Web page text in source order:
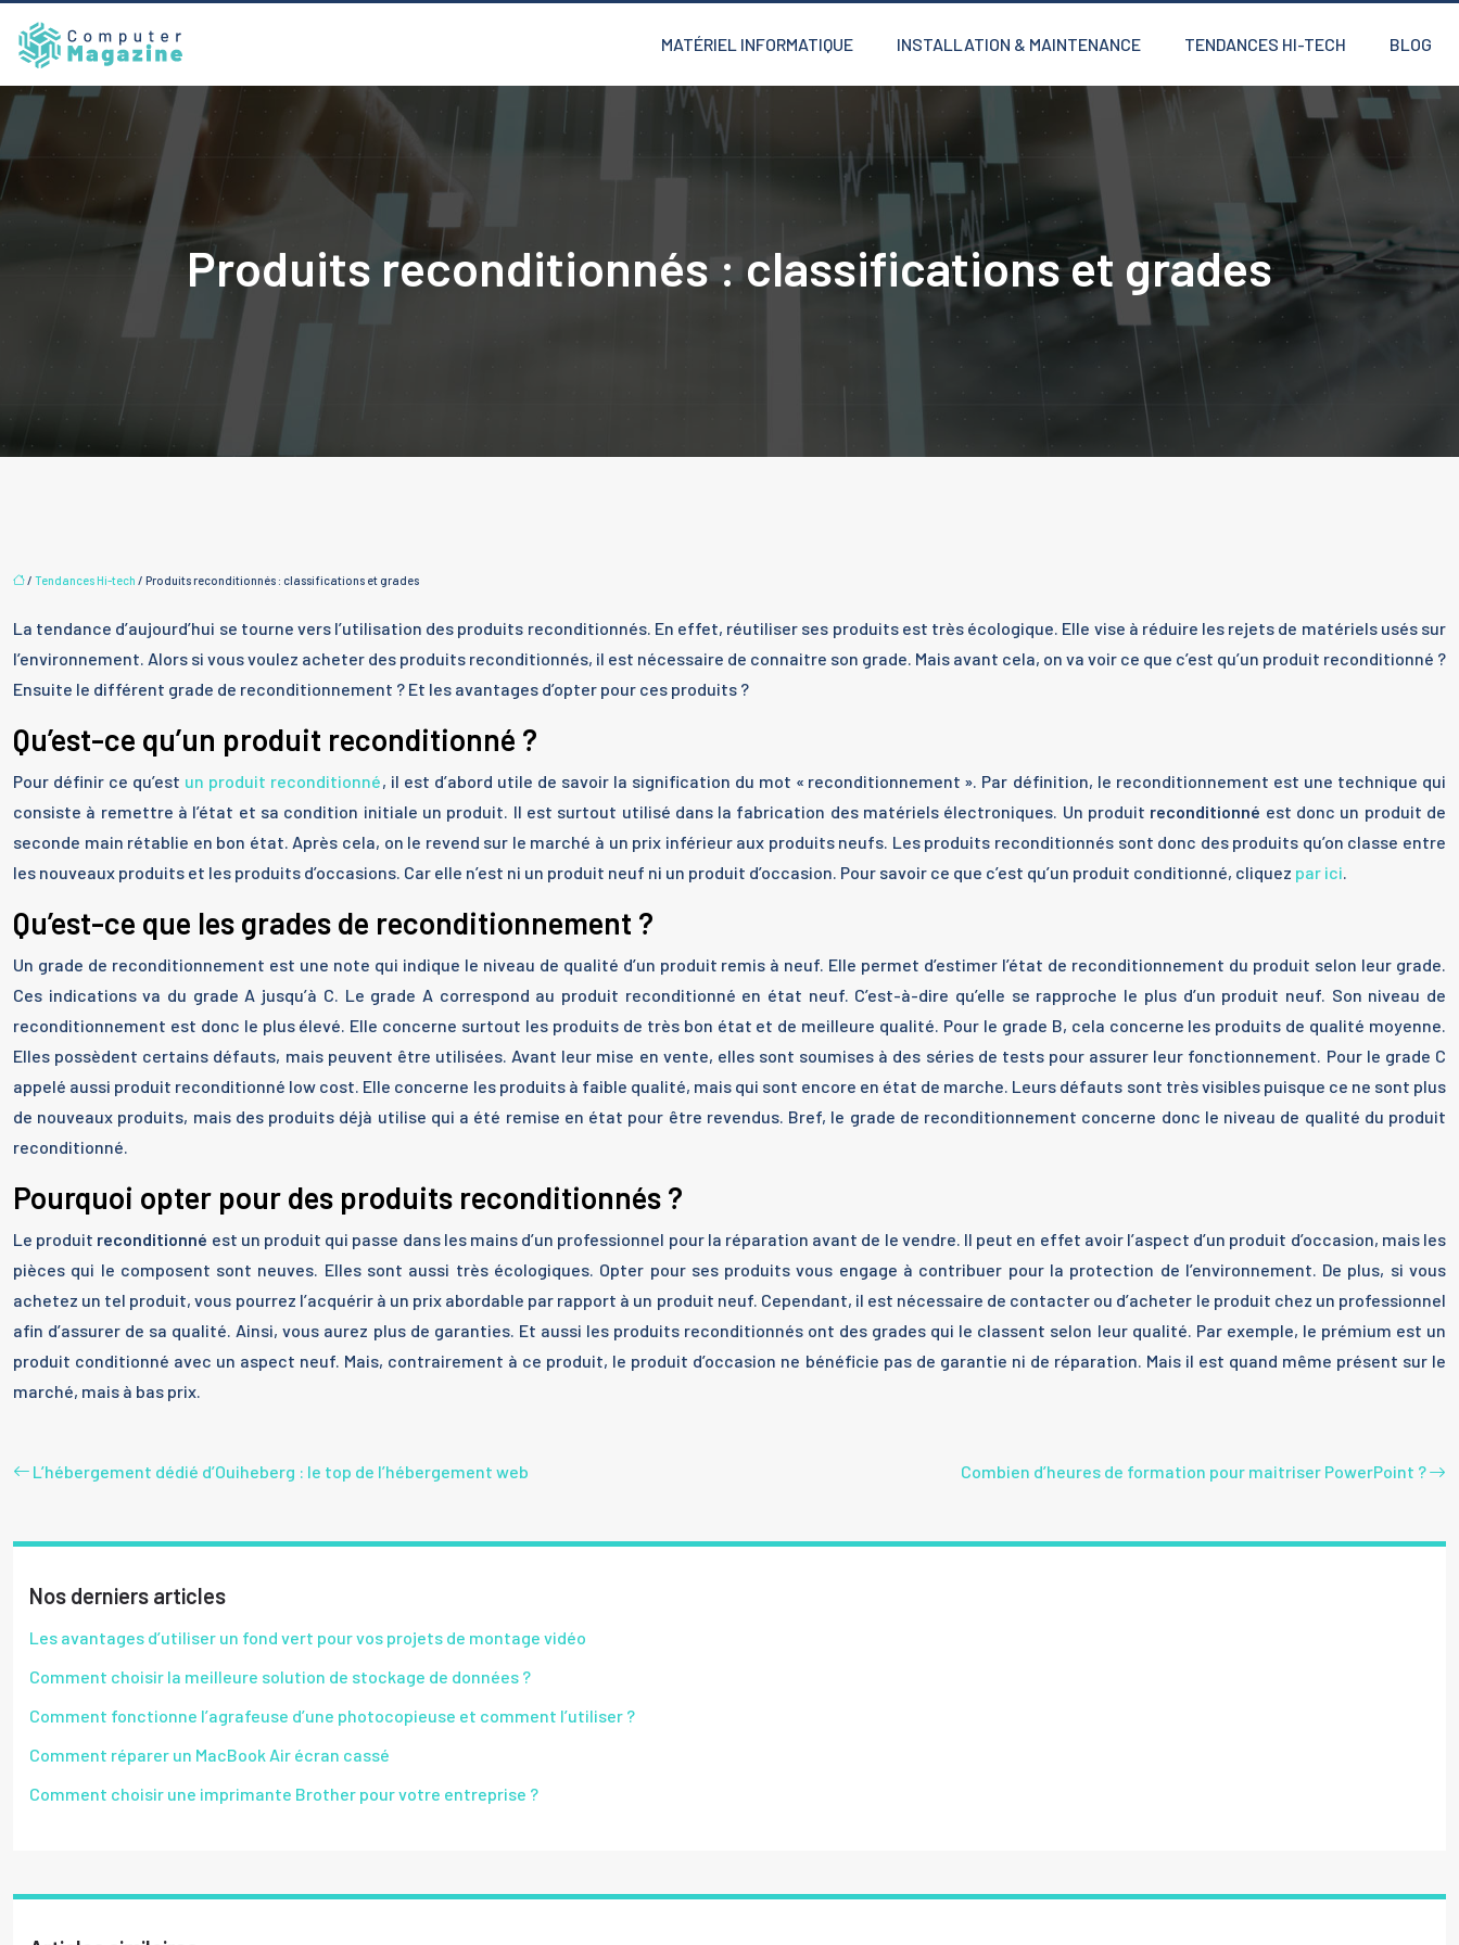
MATÉRIEL INFORMATIQUE INSTALLATION & MAINTENANCE TENDANCES HI-TECH BLOG
Produits reconditionnés : classifications et grades
/ Tendances Hi-tech / Produits reconditionnés : classifications et grades
La tendance d’aujourd’hui se tourne vers l’utilisation des produits reconditionnés. En effet, réutiliser ses produits est très écologique. Elle vise à réduire les rejets de matériels usés sur
l’environnement. Alors si vous voulez acheter des produits reconditionnés, il est nécessaire de connaitre son grade. Mais avant cela, on va voir ce que c’est qu’un produit reconditionné ?
Ensuite le différent grade de reconditionnement ? Et les avantages d’opter pour ces produits ?
Qu’est-ce qu’un produit reconditionné ?
Pour définir ce qu’est un produit reconditionné, il est d’abord utile de savoir la signification du mot « reconditionnement ». Par définition, le reconditionnement est une technique qui
consiste à remettre à l’état et sa condition initiale un produit. Il est surtout utilisé dans la fabrication des matériels électroniques. Un produit reconditionné est donc un produit de
seconde main rétablie en bon état. Après cela, on le revend sur le marché à un prix inférieur aux produits neufs. Les produits reconditionnés sont donc des produits qu’on classe entre
les nouveaux produits et les produits d’occasions. Car elle n’est ni un produit neuf ni un produit d’occasion. Pour savoir ce que c’est qu’un produit conditionné, cliquez par ici.
Qu’est-ce que les grades de reconditionnement ?
Un grade de reconditionnement est une note qui indique le niveau de qualité d’un produit remis à neuf. Elle permet d’estimer l’état de reconditionnement du produit selon leur grade.
Ces indications va du grade A jusqu’à C. Le grade A correspond au produit reconditionné en état neuf. C’est-à-dire qu’elle se rapproche le plus d’un produit neuf. Son niveau de
reconditionnement est donc le plus élevé. Elle concerne surtout les produits de très bon état et de meilleure qualité. Pour le grade B, cela concerne les produits de qualité moyenne.
Elles possèdent certains défauts, mais peuvent être utilisées. Avant leur mise en vente, elles sont soumises à des séries de tests pour assurer leur fonctionnement. Pour le grade C
appelé aussi produit reconditionné low cost. Elle concerne les produits à faible qualité, mais qui sont encore en état de marche. Leurs défauts sont très visibles puisque ce ne sont plus
de nouveaux produits, mais des produits déjà utilise qui a été remise en état pour être revendus. Bref, le grade de reconditionnement concerne donc le niveau de qualité du produit
reconditionné.
Pourquoi opter pour des produits reconditionnés ?
Le produit reconditionné est un produit qui passe dans les mains d’un professionnel pour la réparation avant de le vendre. Il peut en effet avoir l’aspect d’un produit d’occasion, mais les
pièces qui le composent sont neuves. Elles sont aussi très écologiques. Opter pour ses produits vous engage à contribuer pour la protection de l’environnement. De plus, si vous
achetez un tel produit, vous pourrez l’acquérir à un prix abordable par rapport à un produit neuf. Cependant, il est nécessaire de contacter ou d’acheter le produit chez un professionnel
afin d’assurer de sa qualité. Ainsi, vous aurez plus de garanties. Et aussi les produits reconditionnés ont des grades qui le classent selon leur qualité. Par exemple, le prémium est un
produit conditionné avec un aspect neuf. Mais, contrairement à ce produit, le produit d’occasion ne bénéficie pas de garantie ni de réparation. Mais il est quand même présent sur le
marché, mais à bas prix.
L’hébergement dédié d’Ouiheberg : le top de l’hébergement web Combien d’heures de formation pour maitriser PowerPoint ?
Nos derniers articles
Les avantages d’utiliser un fond vert pour vos projets de montage vidéo
Comment choisir la meilleure solution de stockage de données ?
Comment fonctionne l’agrafeuse d’une photocopieuse et comment l’utiliser ?
Comment réparer un MacBook Air écran cassé
Comment choisir une imprimante Brother pour votre entreprise ?